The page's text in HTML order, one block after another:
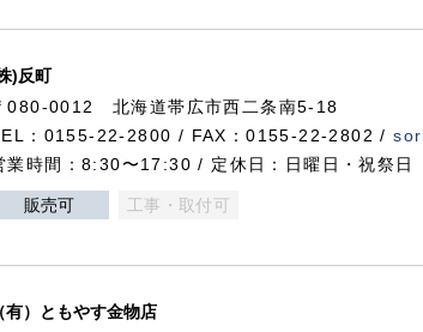
)反町
080-0012 北海道帯広市西二条南5-18
：0155-22-2800 / FAX：0155-22-2802 /
業時間：8:30〜17:30 / 定休日：日曜日・祝祭日
販売可 工事・取付可
有）ともやす金物店